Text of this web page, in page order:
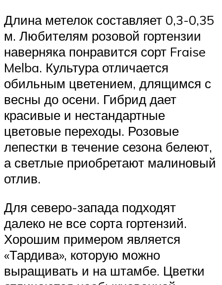
Длина метелок составляет 0,3-0,35
м. Любителям розовой гортензии
наверняка понравится сорт Fraise
Melba. Культура отличается
обильным цветением, длящимся с
весны до осени. Гибрид дает
красивые и нестандартные
цветовые переходы. Розовые
лепестки в течение сезона белеют,
а светлые приобретают малиновый
отлив.
Для северо-запада подходят
далеко не все сорта гортензий.
Хорошим примером является
«Тардива», которую можно
выращивать и на штамбе. Цветки